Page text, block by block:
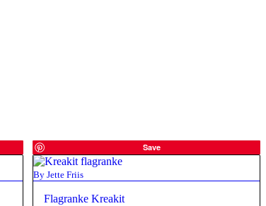
Save
By Jette Friis
Flagranke Kreakit